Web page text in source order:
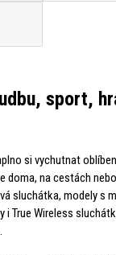
sport,
si vychutnat
doma, na cestách
sluchátka, modely s
i True Wireless